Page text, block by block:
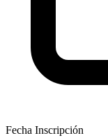
Fecha Inscripción